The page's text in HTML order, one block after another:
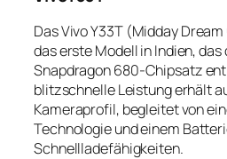
Das Vivo Y33T (Midday
das erste Modell in Indien,
Snapdragon 680-Chipsatz
blitzschnelle Leistung erhält
Kameraprofil, begleitet von
Technologie und einem
Schnellladefähigkeiten.